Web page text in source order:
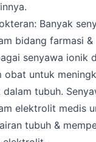
Banyak
bidang farmasi
senyawa ionik
obat untuk
tubuh.
elektrolit medis
tubuh &